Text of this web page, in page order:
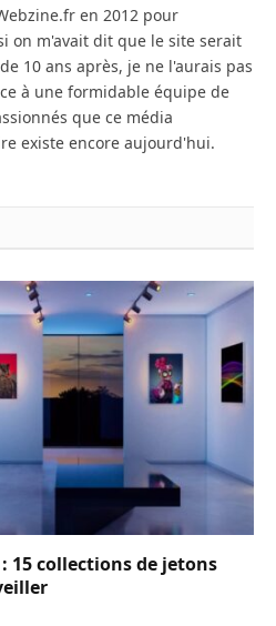
en 2012 pour
on m'avait dit que le site serait
10 ans après, je ne l'aurais pas
à une formidable équipe de
que ce média
existe encore aujourd'hui.
15 collections de jetons